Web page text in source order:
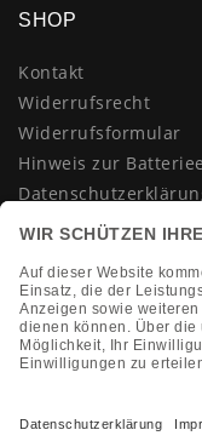
SHOP
Kontakt
Widerrufsrecht
Widerrufsformular
Hinweis zur
AGB
Vertrag widerrufen
KONTAKT
+49 (0)2133 210433